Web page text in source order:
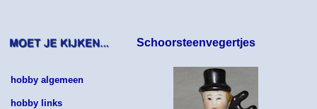
hobby algemeen
hobby links
Schoorsteenvegertjes